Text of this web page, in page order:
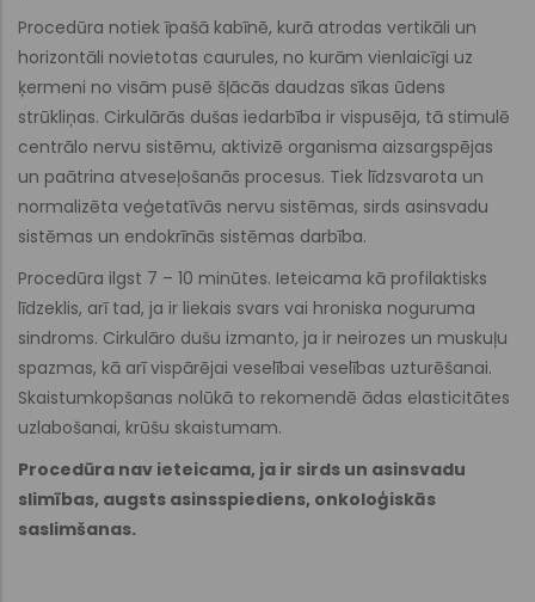
Procedūra notiek īpašā kabīnē, kurā atrodas vertikāli un
horizontāli novietotas caurules, no kurām vienlaicīgi uz
ķermeni no visām pusē šļācās daudzas sīkas ūdens
strūkliņas. Cirkulārās dušas iedarbība ir vispusēja, tā stimulē
centrālo nervu sistēmu, aktivizē organisma aizsargspējas
un paātrina atveseļošanās procesus. Tiek līdzsvarota un
normalizēta veģetatīvās nervu sistēmas, sirds asinsvadu
sistēmas un endokrīnās sistēmas darbība.
Procedūra ilgst 7 – 10 minūtes. Ieteicama kā profilaktisks
līdzeklis, arī tad, ja ir liekais svars vai hroniska noguruma
sindroms. Cirkulāro dušu izmanto, ja ir neirozes un muskuļu
spazmas, kā arī vispārējai veselībai veselības uzturēšanai.
Skaistumkopšanas nolūkā to rekomendē ādas elasticitātes
uzlabošanai, krūšu skaistumam.
Procedūra nav ieteicama, ja ir sirds un asinsvadu
slimības, augsts asinsspiediens, onkoloģiskās
saslimšanas.